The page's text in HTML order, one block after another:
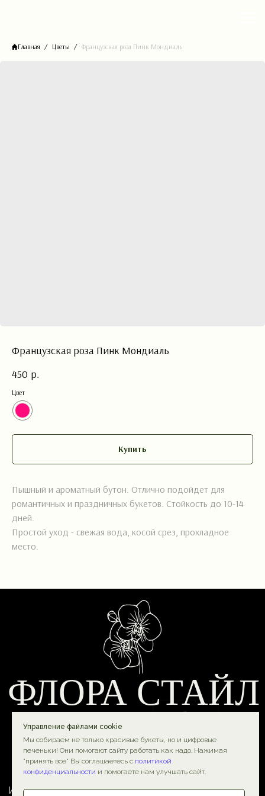
Управление файлами cookie
Мы собираем не только красивые букеты, но и цифровые
печеньки! Они помогают сайту работать как надо. Нажимая
"принять все" Вы соглашаетесь с политикой
конфиденциальности и помогаете нам улучшать сайт.
Главная Цветы Французская роза Пинк Мондиаль
Французская роза Пинк Мондиаль
450 р.
Цвет
Купить
Пышный и ароматный бутон. Отлично подойдет для
романтичных и праздничных букетов. Стойкость до 10-14
дней.
Простой уход - свежая вода, косой срез, прохладное
место.
ФЛОРА СТАЙЛ
САЛОН ЦВЕТОВ
© 2025-2026 Флора Стайл